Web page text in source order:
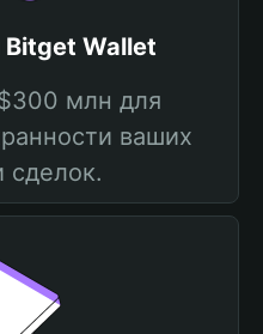
Wallet
млн для
ваших
сделок.